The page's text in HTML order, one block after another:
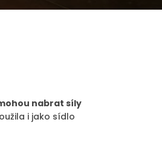
nabrat síly
i jako sídlo